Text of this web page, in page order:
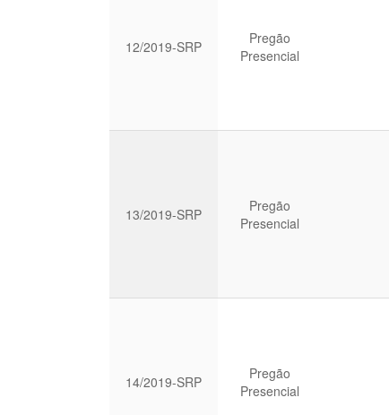
12/2019-SRP
Pregão
Presencial
13/2019-SRP
Pregão
Presencial
14/2019-SRP
Pregão
Presencial